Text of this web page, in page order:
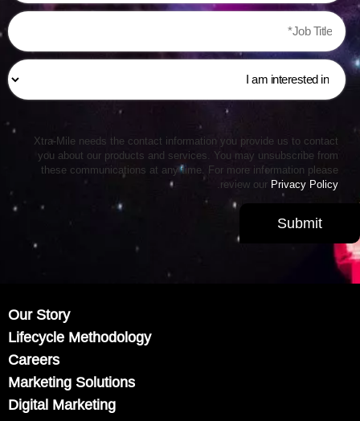
Xtra-Mile needs the contact information you provide us to contact
you about our products and services. You may unsubscribe from
these communications at any time. For more information please
review our Privacy Policy
.
Our Story
Lifecycle Methodology
Careers
Marketing Solutions
Digital Marketing